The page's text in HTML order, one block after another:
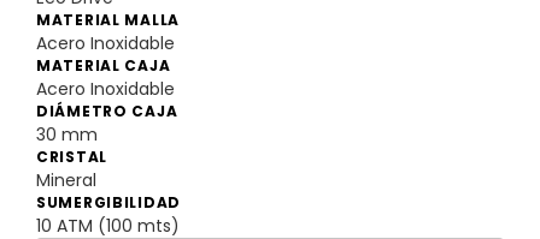
MATERIAL MALLA
Acero Inoxidable
MATERIAL CAJA
Acero Inoxidable
DIÁMETRO CAJA
30 mm
CRISTAL
Mineral
SUMERGIBILIDAD
10 ATM (100 mts)